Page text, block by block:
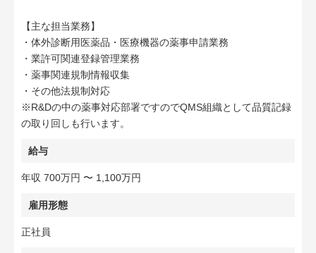
【主な担当業務】
・体外診断用医薬品・医療機器の薬事申請業務
・業許可関連登録管理業務
・薬事関連規制情報収集
・その他法規制対応
※R&Dの中の薬事対応部署ですのでQMS組織として品質記録
の取り回しも行います。
給与
年収 700万円 〜 1,100万円
雇用形態
正社員